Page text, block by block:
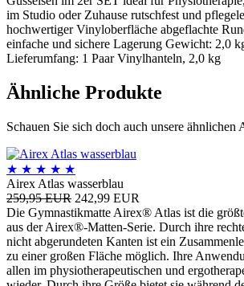
im Studio oder Zuhause rutschfest und
hochwertiger Vinyloberfläche abgeflachte
einfache und sichere Lagerung Gewicht: 2,0
Lieferumfang: 1 Paar Vinylhanteln, 2,0 kg
Ähnliche Produkte
Schauen Sie sich doch auch unsere ähnlichen
★ ★ ★ ★ ★
Airex Atlas wasserblau
259,95 EUR 242,99 EUR
Die Gymnastikmatte Airex® Atlas ist die
aus der Airex®-Matten-Serie. Durch ihre
nicht abgerundeten Kanten ist ein
zu einer großen Fläche möglich. Ihre
allen im physiotherapeutischen und